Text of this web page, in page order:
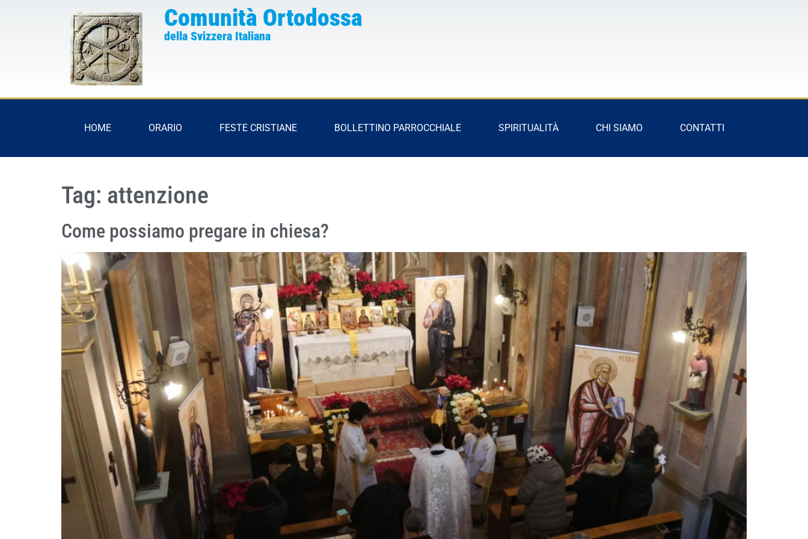
Comunità Ortodossa
della Svizzera Italiana
HOME ORARIO FESTE CRISTIANE BOLLETTINO PARROCCHIALE SPIRITUALITÀ CHI SIAMO CONTATTI
Tag: attenzione
Come possiamo pregare in chiesa?